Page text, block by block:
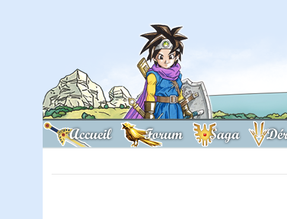
Accueil Forum Saga